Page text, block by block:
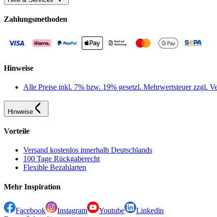
Zahlungsmethoden
Hinweise
Alle Preise inkl. 7% bzw. 19% gesetzl. Mehrwertsteuer zzgl.
Hinweise
Vorteile
Versand kostenlos innerhalb Deutschlands
100 Tage Rückgaberecht
Flexible Bezahlarten
Mehr Inspiration
Facebook Instagram Youtube
Linkedin